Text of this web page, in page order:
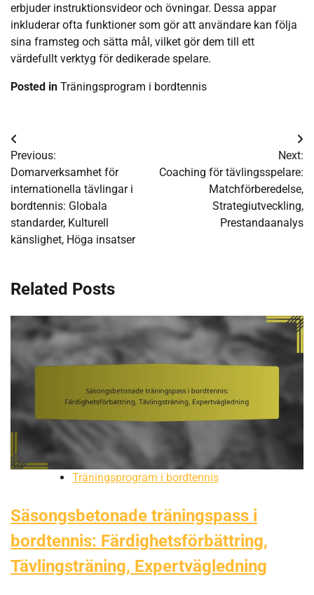
erbjuder instruktionsvideor och övningar. Dessa appar
inkluderar ofta funktioner som gör att användare kan följa
sina framsteg och sätta mål, vilket gör dem till ett
värdefullt verktyg för dedikerade spelare.
Posted in Träningsprogram i bordtennis
Post
navigation
Previous:
Domarverksamhet för
internationella tävlingar i
bordtennis: Globala
standarder, Kulturell
känslighet, Höga insatser
Next:
Coaching för tävlingsspelare:
Matchförberedelse,
Strategiutveckling,
Prestandaanalys
Related Posts
Träningsprogram i bordtennis
Säsongsbetonade träningspass i
bordtennis: Färdighetsförbättring,
Tävlingsträning, Expertvägledning